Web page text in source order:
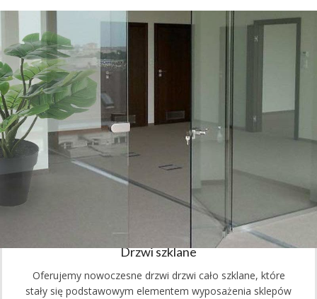
Drzwi szklane
Oferujemy nowoczesne drzwi drzwi cało szklane, które
stały się podstawowym elementem wyposażenia sklepów